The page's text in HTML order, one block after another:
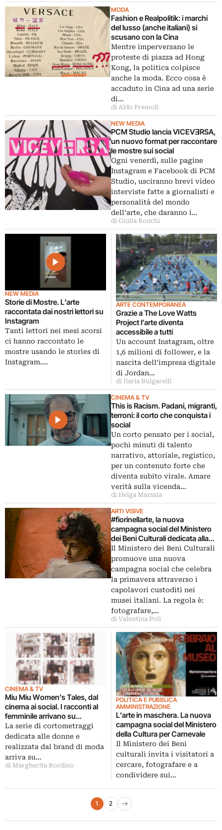
MODA
Fashion e Realpolitik: i marchi
del lusso (anche italiani) si
scusano con la Cina
Mentre imperversano le
proteste di piazza ad Hong
Kong, la politica colpisce
anche la moda. Ecco cosa è
accaduto in Cina ad una serie
di…
di Aldo Premoli
NEW MEDIA
PCM Studio lancia VICEVƎRSA,
un nuovo format per raccontare
le mostre sui social
Ogni venerdì, sulle pagine
Instagram e Facebook di PCM
Studio, usciranno brevi video
interviste fatte a giornalisti e
personalità del mondo
dell’arte, che daranno i…
di Giulia Ronchi
NEW MEDIA
Storie di Mostre. L’arte
raccontata dai nostri lettori su
Instagram
Tanti lettori nei mesi scorsi
ci hanno raccontato le
mostre usando le stories di
Instagram.…
ARTE CONTEMPORANEA
Grazie a The Love Watts
Project l’arte diventa
accessibile a tutti
Un account Instagram, oltre
1,6 milioni di follower, e la
nascita dell’impresa digitale
di Jordan…
di Ilaria Bulgarelli
CINEMA & TV
This is Racism. Padani, migranti,
terroni: il corto che conquista i
social
Un corto pensato per i social,
pochi minuti di talento
narrativo, attoriale, registico,
per un contenuto forte che
diventa subito virale. Amare
verità sulla vicenda…
di Helga Marsala
ARTI VISIVE
#fiorinellarte, la nuova
campagna social del Ministero
dei Beni Culturali dedicata alla
primavera
Il Ministero dei Beni Culturali
promuove una nuova
campagna social che celebra
la primavera attraverso i
capolavori custoditi nei
musei italiani. La regola è:
fotografare,…
di Valentina Poli
CINEMA & TV
Miu Miu Women’s Tales, dal
cinema ai social. I racconti al
femminile arrivano su
Instagram
La serie di cortometraggi
dedicata alle donne e
realizzata dal brand di moda
arriva su…
di Margherita Bordino
POLITICA E PUBBLICA
AMMINISTRAZIONE
L’arte in maschera. La nuova
campagna social del Ministero
della Cultura per Carnevale
Il Ministero dei Beni
culturali invita i visitatori a
cercare, fotografare e a
condividere sui…
Paginazione degli articoli
1 2
Pagina successiva